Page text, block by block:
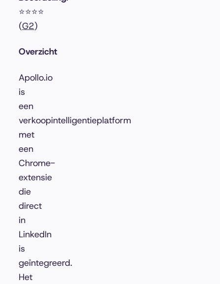
⭐⭐⭐⭐
(G2)
Overzicht
Apollo.io
is
een
verkoopintelligentieplatform
met
een
Chrome-
extensie
die
direct
in
LinkedIn
is
geïntegreerd.
Het